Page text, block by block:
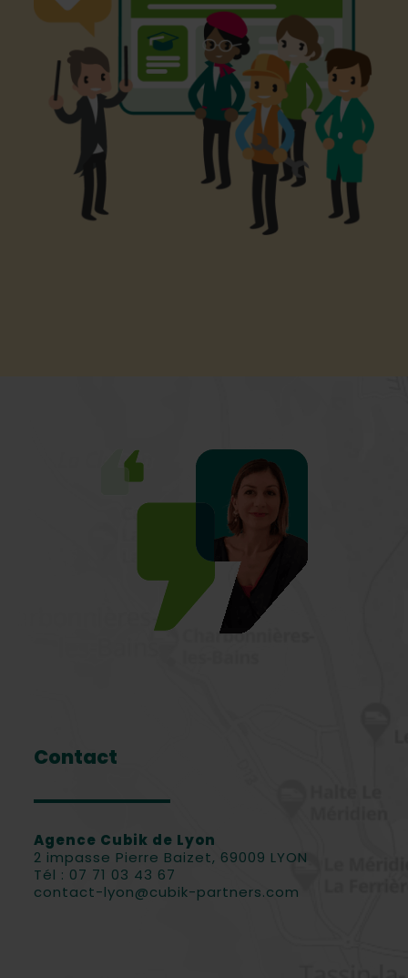
Contact
Agence Cubik de Lyon
2 impasse Pierre Baizet, 69009 LYON
Tél : 07 71 03 43 67
contact-lyon@cubik-partners.com